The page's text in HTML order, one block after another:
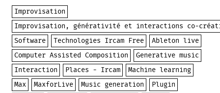
Improvisation
Improvisation, générativité et interactions co-
Software
Technologies Ircam Free
Ableton live
Computer Assisted Composition
Generative music
Interaction
Places - Ircam
Machine learning
Max
MaxforLive Music generation
Plugin